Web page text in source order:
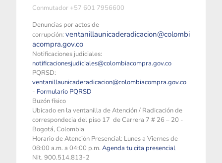
Conmutador +57 601 7956600
Denuncias por actos de
corrupción: ventanillaunicaderadicacion@colombi
acompra.gov.co
Notificaciones judiciales:
notificacionesjudiciales@colombiacompra.gov.co
PQRSD:
ventanillaunicaderadicacion@colombiacompra.gov.co
- Formulario PQRSD
Buzón físico
Ubicado en la ventanilla de Atención / Radicación de
correspondecia del piso 17 de Carrera 7 # 26 – 20 -
Bogotá, Colombia
Horario de Atención Presencial: Lunes a Viernes de
08:00 a.m. a 04:00 p.m. Agenda tu cita presencial
Nit. 900.514.813-2